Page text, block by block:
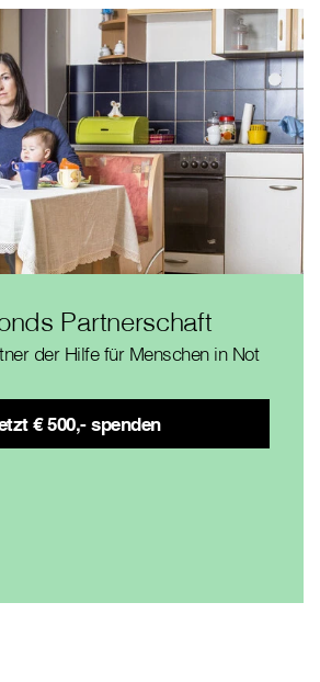
Partnerschaft
der Hilfe für Menschen in Not
€ 500,- spenden